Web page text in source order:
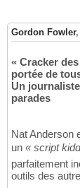
Gordon Fowler,
« Cracker
portée de
Un
parades
Nat Anderson
un « script
parfaitement
outils des